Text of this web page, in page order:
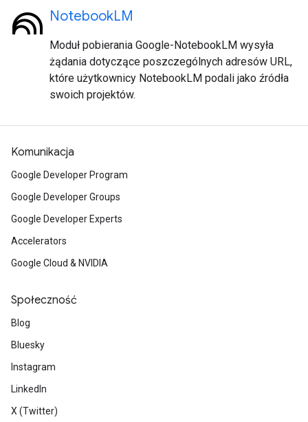
NotebookLM
Moduł pobierania Google-NotebookLM wysyła
żądania dotyczące poszczególnych adresów URL,
które użytkownicy NotebookLM podali jako źródła
swoich projektów.
Komunikacja
Google Developer Program
Google Developer Groups
Google Developer Experts
Accelerators
Google Cloud & NVIDIA
Społeczność
Blog
Bluesky
Instagram
LinkedIn
X (Twitter)